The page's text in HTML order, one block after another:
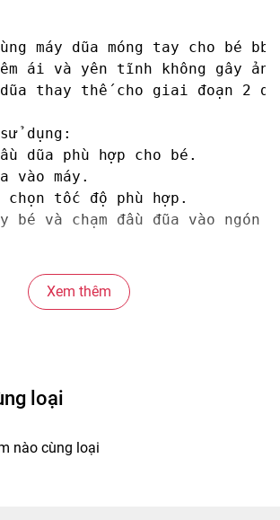
máy dũa móng tay cho bé
ái và yên tĩnh không gây
dũa thay thế cho giai đoạn 2
dụng:
dũa phù hợp cho bé.
vào máy.
tốc độ phù hợp.
bé và chạm đầu đũa vào ngón
phẩm ở nơi khô ráo,
Trung Quốc
Xem thêm
loại
nào cùng loại